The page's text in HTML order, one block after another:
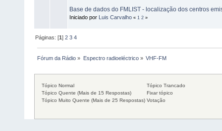
Base de dados do FMLIST - localização dos centros
Iniciado por Luis Carvalho « 1 2 »
Páginas: [1]2 3 4
Fórum da Rádio » Espectro radioeléctrico» VHF-FM
Tópico Normal
Tópico Quente (Mais de 15 Respostas)
Tópico Muito Quente (Mais de 25 Respostas)
Tópico Trancado
Fixar tópico
Votação